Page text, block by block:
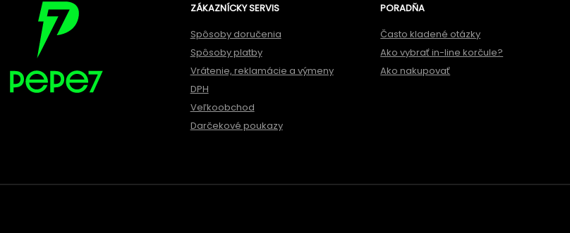
ZÁKAZNÍCKY SERVIS
Spôsoby doručenia
Spôsoby platby
Vrátenie, reklamácie a výmeny
DPH
Veľkoobchod
Darčekové poukazy
PORADŇA
Často kladené otázky
Ako vybrať in-line korčule?
Ako nakupovať